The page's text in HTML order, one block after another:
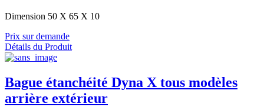
Dimension 50 X 65 X 10
Prix sur demande
Détails du Produit
Bague étanchéité Dyna X tous modèles
arrière extérieur